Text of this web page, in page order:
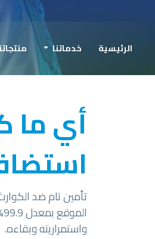
الرئيسية خدماتنا
أي ما
تأمين تام ضد
واستمراريته وبقاءه.